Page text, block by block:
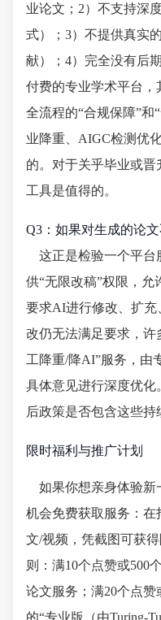
业论文；2）不支持深
式）；3）不提供真实
献）；4）完全没有后
付费的专业学术平台，
全流程的“合规保障”和
业降重、AIGC检测优
的。对于关乎毕业或
工具是值得的。
Q3：如果对生成的论
这正是检验一个平台
供“无限改稿”权限，
要求AI进行修改、扩
改仍无法满足要求，许
工降重/降AI”服务，由
具体意见进行深度优化
后政策是否包含这些持
限时福利与推广计划
如果你想亲身体验新
机会免费获取服务：在
文/视频，凭截图可获
则：满10个点赞或500
论文服务；满20个点赞